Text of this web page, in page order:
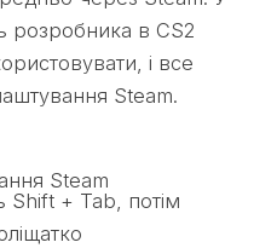
розробника в CS2
і все
Steam.
Steam
Shift + Tab, потім